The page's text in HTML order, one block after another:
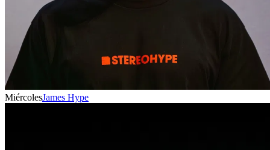
MiércolesJames Hype